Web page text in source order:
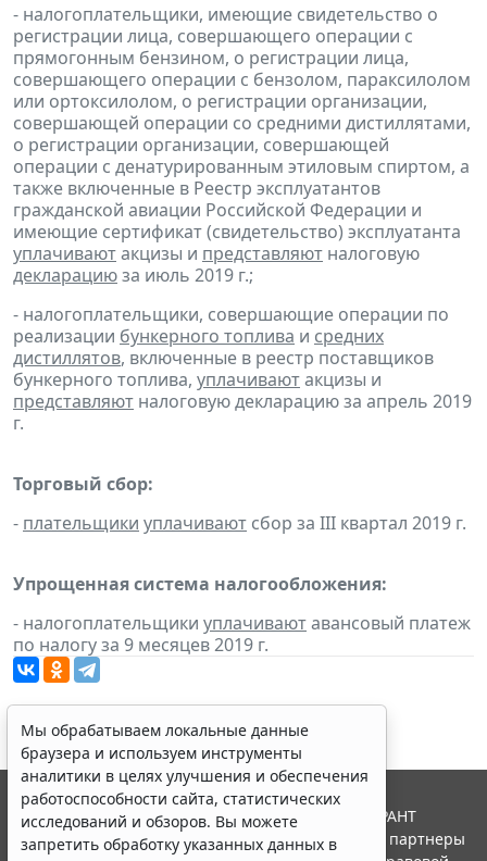
- налогоплательщики, имеющие свидетельство о
регистрации лица, совершающего операции с
прямогонным бензином, о регистрации лица,
совершающего операции с бензолом, параксилолом
или ортоксилолом, о регистрации организации,
совершающей операции со средними дистиллятами,
о регистрации организации, совершающей
операции с денатурированным этиловым спиртом, а
также включенные в Реестр эксплуатантов
гражданской авиации Российской Федерации и
имеющие сертификат (свидетельство) эксплуатанта
уплачиваютакцизы и представляют налоговую
декларациюза июль 2019 г.;
- налогоплательщики, совершающие операции по
реализации бункерного топлива и средних
дистиллятов, включенные в реестр поставщиков
бункерного топлива, уплачиваютакцизы и
представляют налоговую декларацию за апрель 2019
г.
Торговый сбор:
- плательщики уплачивают сбор за III квартал 2019 г.
Упрощенная система налогообложения:
- налогоплательщики уплачиваютавансовый платеж
по налогу за 9 месяцев 2019 г.
Мы обрабатываем локальные данные
браузера и используем инструменты
аналитики в целях улучшения и обеспечения
работоспособности сайта, статистических
исследований и обзоров. Вы можете
запретить обработку указанных данных в
© ООО "НПП "ГАРАНТ-СЕРВИС", 2026. Система ГАРАНТ
выпускается с 1990 года. Компания "Гарант" и ее партнеры